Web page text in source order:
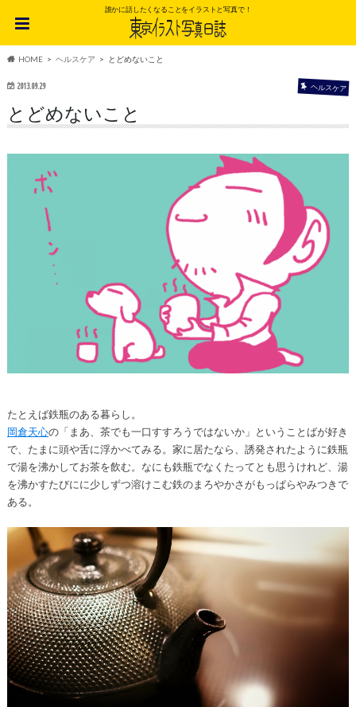
誰かに話したくなることをイラストと写真で！
HOME ヘルスケア とどめないこと
2013.09.29 ヘルスケア
とどめないこと
たとえば鉄瓶のある暮らし。
岡倉天心の「まあ、茶でも一口すすろうではないか」ということばが好き
で、たまに頭や舌に浮かべてみる。家に居たなら、誘発されたように鉄瓶
で湯を沸かしてお茶を飲む。なにも鉄瓶でなくたってとも思うけれど、湯
を沸かすたびにに少しずつ溶けこむ鉄のまろやかさがもっぱらやみつきで
ある。